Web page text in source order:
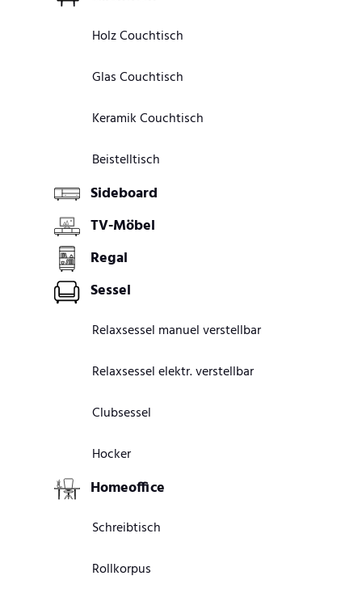
Holz Couchtisch
Glas Couchtisch
Keramik Couchtisch
Beistelltisch
Sideboard
TV-Möbel
Regal
Sessel
Relaxsessel manuel verstellbar
Relaxsessel elektr. verstellbar
Clubsessel
Hocker
Homeoffice
Schreibtisch
Rollkorpus